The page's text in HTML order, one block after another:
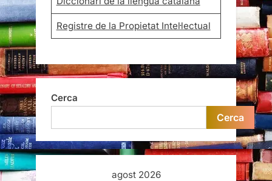
Registre de la Propietat Intel·lectual
Cerca
Cerca
agost 2026